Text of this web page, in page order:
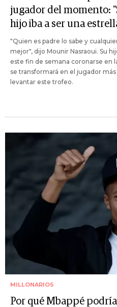
jugador del momento:
hijo iba a ser una
"Quien es padre lo sabe y
mejor", dijo Mounir Nasraoui. Su
este fin de semana coronarse en
se transformará en el jugador
levantar este trofeo.
MILLONARIOS
Por qué Mbappé